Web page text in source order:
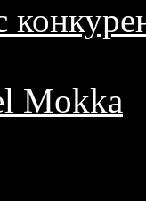
Mokka